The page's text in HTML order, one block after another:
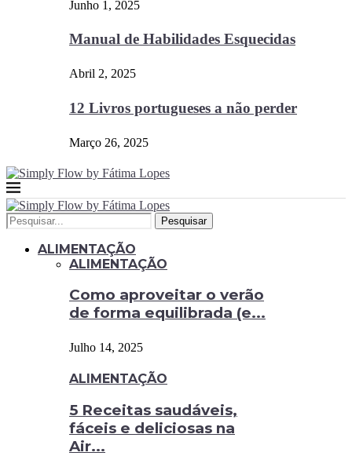
Junho 1, 2025
Manual de Habilidades Esquecidas
Abril 2, 2025
12 Livros portugueses a não perder
Março 26, 2025
Pesquisar
ALIMENTAÇÃO
ALIMENTAÇÃO
Como aproveitar o verão
de forma equilibrada (e...
Julho 14, 2025
ALIMENTAÇÃO
5 Receitas saudáveis,
fáceis e deliciosas na
Air...